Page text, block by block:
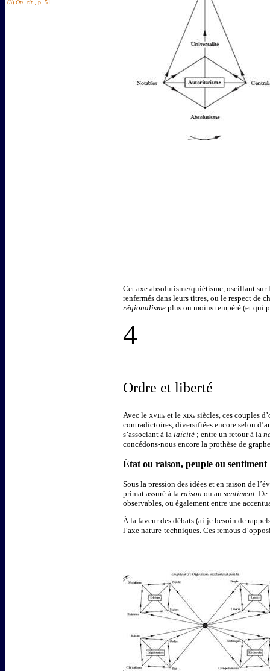
(3) Op. cit. , p. 51.
Cet axe absolutisme/quiétisme, oscillant sur
renfermés dans leurs titres, ou le respect de
régionalisme plus ou moins tempéré (et qui
4
Ordre et liberté
Avec le XVIIIe et le XIXe siècles, ces couples
contradictoires, diversifiées encore selon
s’associant à la laïcité ; entre un retour à la
concédons-nous encore la prothèse de
État ou raison, peuple ou sentiment
Sous la pression des idées et en raison de
primat assuré à la raison ou au sentiment.
observables, ou également entre une
À la faveur des débats (ai-je besoin de
l’axe nature-techniques. Ces remous